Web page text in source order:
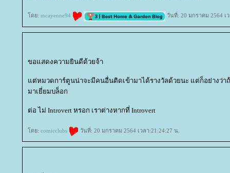
ดย: mcayenne94 วันที่: 20 มกราคม 2564 เ
ขอแสดงความยินดีด้วยจ้า
ต่หมวดการ์ตูนน่าจะมีคนอื่นติดเข้ามาได้รางวัลด้วยนะ แต่ก็อย่างว่า
มาเยี่ยมบล็อก
ต่อ ไม่ Introvert หรอก เราต่างหากที่ Introvert
ดย: comicclubs วันที่: 20 มกราคม 2564 เวลา:21:24:27 น.